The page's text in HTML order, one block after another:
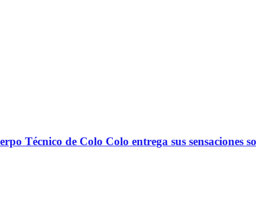
Técnico de Colo Colo entrega sus sensaciones